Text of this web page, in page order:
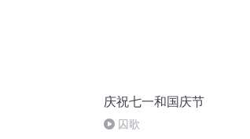
庆祝七一和国庆节
囚歌